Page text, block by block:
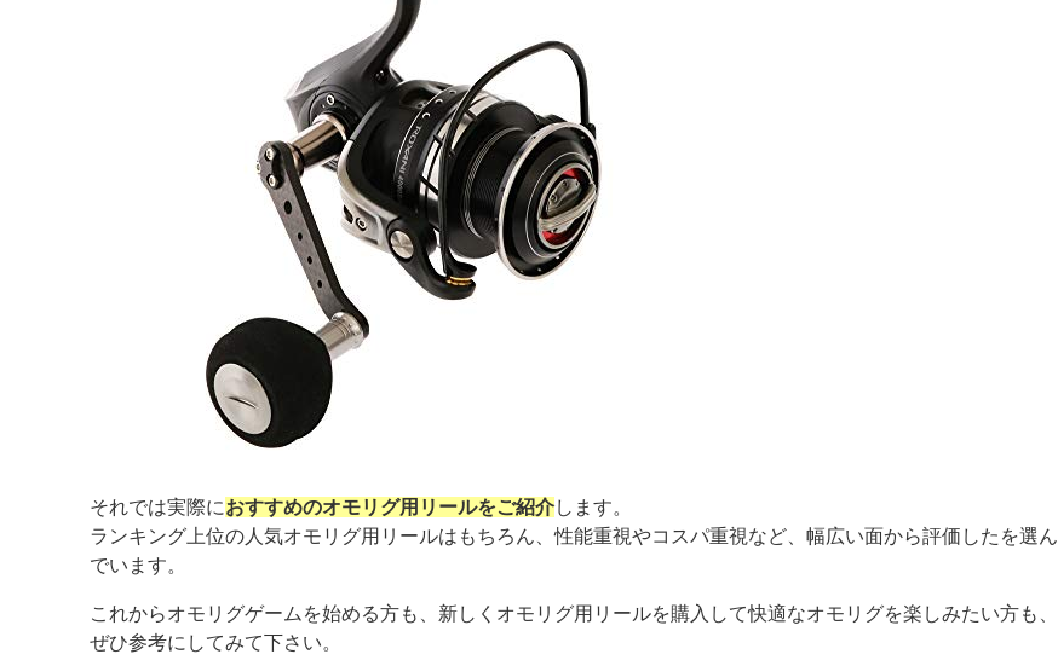
それでは実際におすすめのオモリグ用リールをご紹介します。
ランキング上位の人気オモリグ用リールはもちろん、性能重視やコスパ重視など、幅広い面から評価したを選ん
でいます。
これからオモリグゲームを始める方も、新しくオモリグ用リールを購入して快適なオモリグを楽しみたい方も、
ぜひ参考にしてみて下さい。